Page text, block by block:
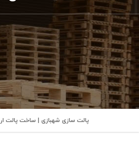
پالت سازی شهبازی | ساخت پالت